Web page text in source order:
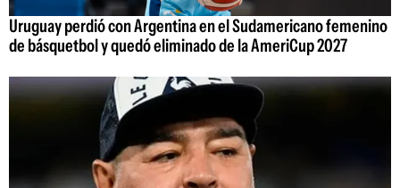
Uruguay perdió con Argentina en el Sudamericano femenino
de básquetbol y quedó eliminado de la AmeriCup 2027